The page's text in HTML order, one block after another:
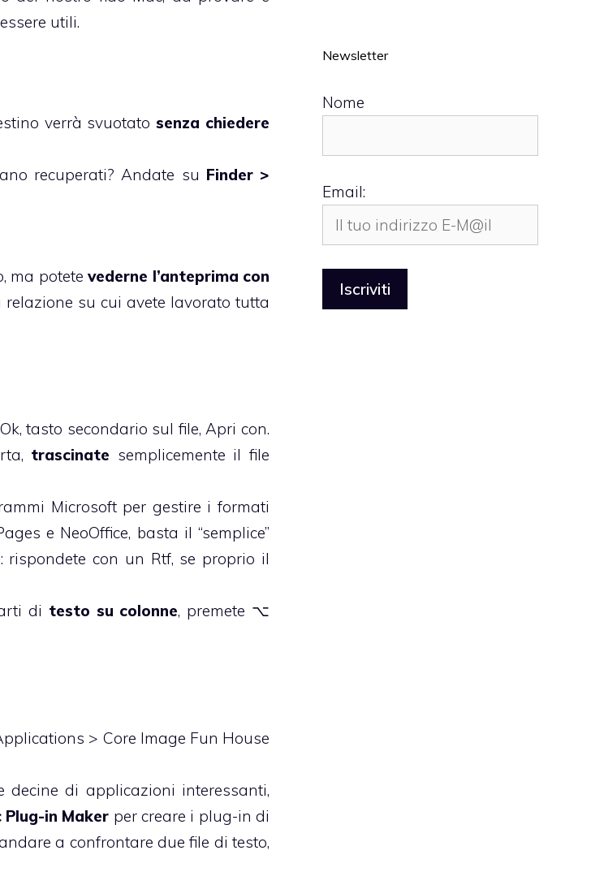
utili.
verrà svuotatosenza chiedere
recuperati? Andate su Finder >
ma potetevederne l’anteprima con
su cui avete lavorato tutta
tasto secondario sul file, Apri con.
trascinate semplicemente il file
Microsoft per gestire i formati
e NeoOffice, basta il “semplice”
rispondete con un Rtf, se proprio il
di testo su colonne, premete ⌥
> Core Image Fun House
decine di applicazioni interessanti,
Plug-in Maker per creare i plug-in di
a confrontare due file di testo,
Newsletter
Nome
Email: